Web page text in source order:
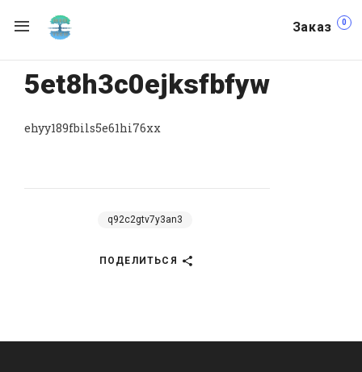
Заказ 0
5et8h3c0ejksfbfyw
ehyy189fbils5e61hi76xx
q92c2gtv7y3an3
ПОДЕЛИТЬСЯ